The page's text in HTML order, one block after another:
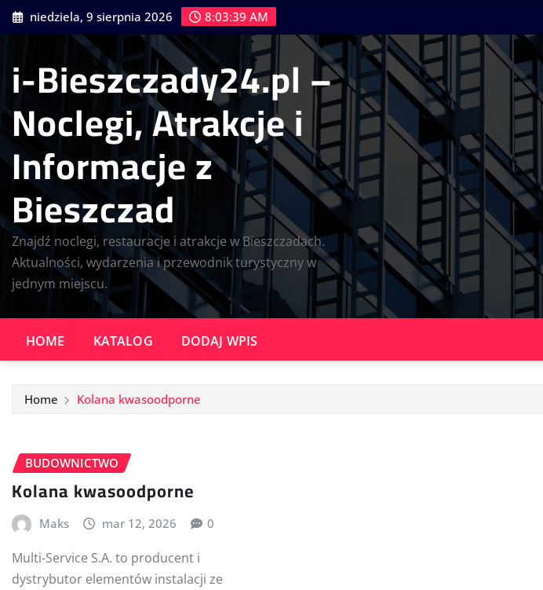
Skip
to
niedziela, 9 sierpnia 2026 8:03:40 AM
i-Bieszczady24.pl –
Noclegi, Atrakcje i
Informacje z
Bieszczad
Znajdź noclegi, restauracje i atrakcje w Bieszczadach.
Aktualności, wydarzenia i przewodnik turystyczny w
jednym miejscu.
HOME KATALOG DODAJ WPIS
Home Kolana kwasoodporne
BUDOWNICTWO
Kolana kwasoodporne
Maks mar 12, 2026 0
Multi-Service S.A. to producent i
dystrybutor elementów instalacji ze